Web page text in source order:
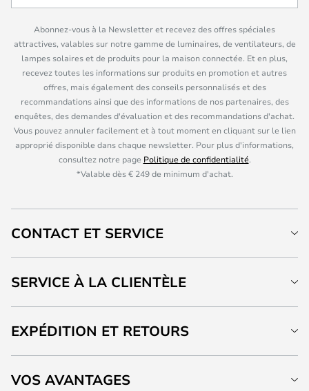
Abonnez-vous à la Newsletter et recevez des offres spéciales
attractives, valables sur notre gamme de luminaires, de ventilateurs, de
lampes solaires et de produits pour la maison connectée. Et en plus,
recevez toutes les informations sur produits en promotion et autres
offres, mais également des conseils personnalisés et des
recommandations ainsi que des informations de nos partenaires, des
enquêtes, des demandes d'évaluation et des recommandations d'achat.
Vous pouvez annuler facilement et à tout moment en cliquant sur le lien
approprié disponible dans chaque newsletter. Pour plus d'informations,
consultez notre page Politique de confidentialité.
*Valable dès € 249 de minimum d'achat.
CONTACT ET SERVICE
SERVICE À LA CLIENTÈLE
EXPÉDITION ET RETOURS
VOS AVANTAGES